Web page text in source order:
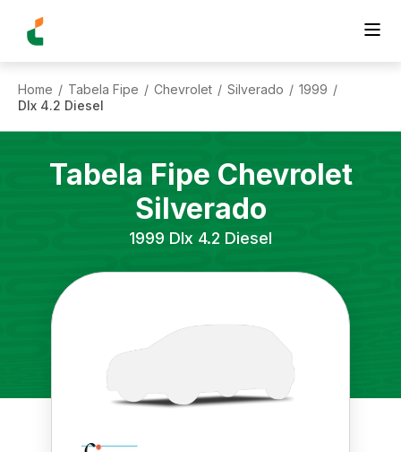
Home / Tabela Fipe / Chevrolet / Silverado / 1999 /
Dlx 4.2 Diesel
Tabela Fipe Chevrolet
Silverado
1999 Dlx 4.2 Diesel